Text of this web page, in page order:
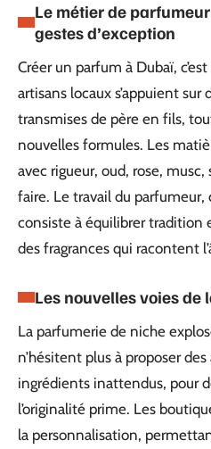
Le métier de
gestes d’exception
Créer un parfum à Dubaï,
artisans locaux s’appuient sur
transmises de père en fils,
nouvelles formules. Les
avec rigueur, oud, rose,
faire. Le travail du
consiste à équilibrer tradition
des fragrances qui racontent
Les nouvelles voies
La parfumerie de niche
n’hésitent plus à proposer
ingrédients inattendus, pour
l’originalité prime. Les
la personnalisation,